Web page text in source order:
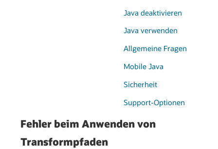
Java deaktivieren
Java verwenden
Allgemeine Fragen
Mobile Java
Sicherheit
Support-Optionen
Fehler beim Anwenden von
Transformpfaden